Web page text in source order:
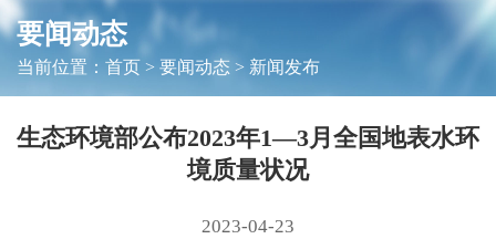
要闻动态
当前位置： 首页> 要闻动态 > 新闻发布
生态环境部公布2023年1—3月全国地表水环
境质量状况
2023-04-23